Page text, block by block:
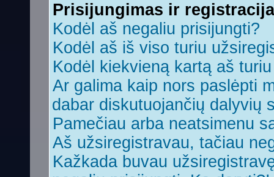
Prisijungimas ir registracija
Kodėl aš negaliu prisijungti?
Kodėl aš iš viso turiu
Kodėl kiekvieną kartą aš
Ar galima kaip nors paslėpti
dabar diskutuojančių dalyvių
Pamečiau arba neatsimenu
Aš užsiregistravau, tačiau
Kažkada buvau